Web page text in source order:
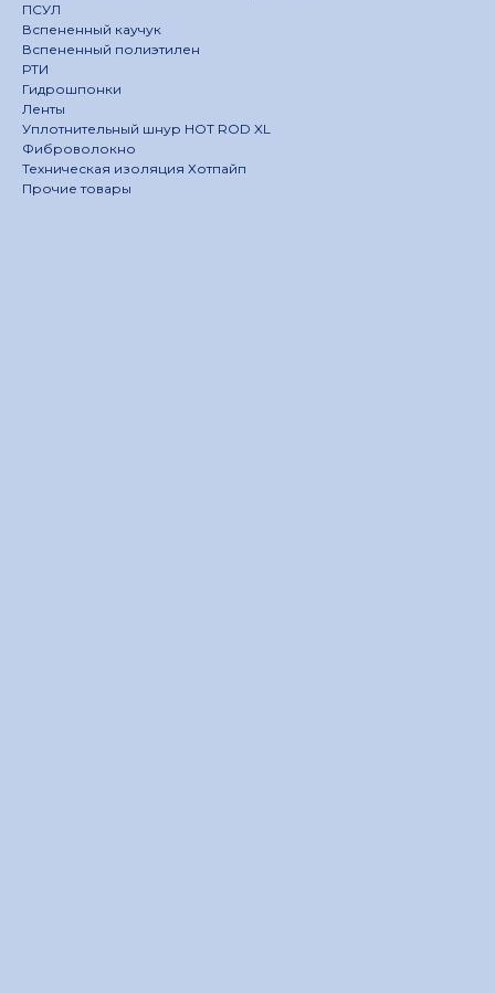
ПСУЛ
Вспененный каучук
Вспененный полиэтилен
РТИ
Гидрошпонки
Ленты
Уплотнительный шнур HOT ROD XL
Фиброволокно
Техническая изоляция Хотпайп
Прочие товары